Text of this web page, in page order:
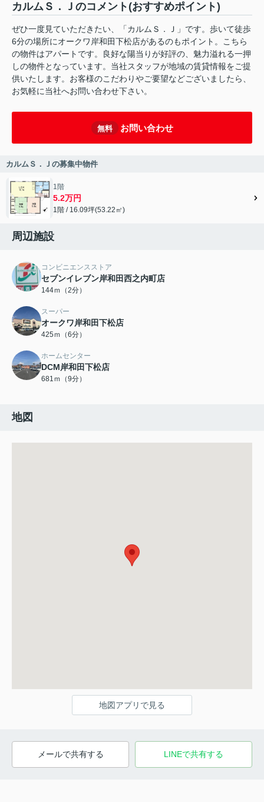
カルムＳ．Ｊのコメント(おすすめポイント)
ぜひ一度見ていただきたい、「カルムＳ．Ｊ」です。歩いて徒歩
6分の場所にオークワ岸和田下松店があるのもポイント。こちら
の物件はアパートです。良好な陽当りが好評の、魅力溢れる一押
しの物件となっています。当社スタッフが地域の賃貸情報をご提
供いたします。お客様のこだわりやご要望などございましたら、
お気軽に当社へお問い合わせ下さい。
無料 お問い合わせ
カルムＳ．Ｊの募集中物件
1階
5.2万円
1階 / 16.09坪(53.22㎡)
周辺施設
コンビニエンスストア
セブンイレブン岸和田西之内町店
144ｍ（2分）
スーパー
オークワ岸和田下松店
425ｍ（6分）
ホームセンター
DCM岸和田下松店
681ｍ（9分）
地図
地図アプリで見る
メールで共有する LINEで共有する